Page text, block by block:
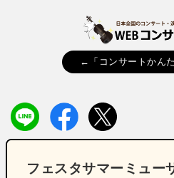
←「コンサートかん
フェスタサマーミュー